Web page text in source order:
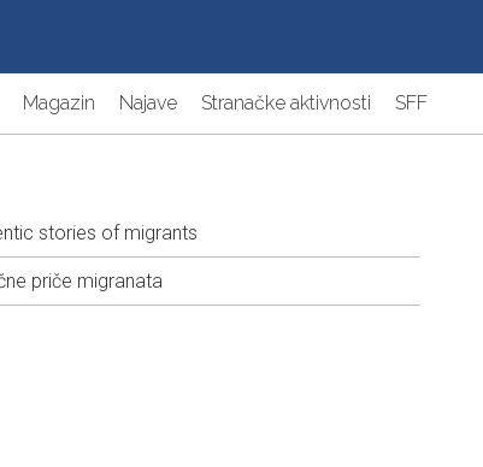
Magazin Najave Stranačke aktivnosti SFF
stories of migrants
priče migranata